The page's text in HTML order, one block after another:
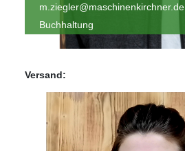
m.ziegler@maschinenkirchner.de
Buchhaltung
Versand: